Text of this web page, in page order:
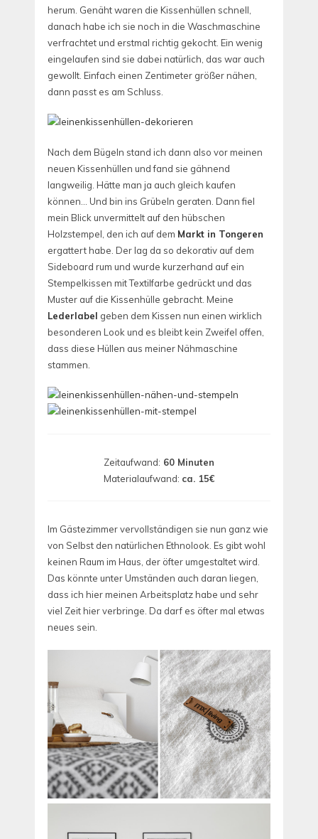
herum. Genäht waren die Kissenhüllen schnell,
danach habe ich sie noch in die Waschmaschine
verfrachtet und erstmal richtig gekocht. Ein wenig
eingelaufen sind sie dabei natürlich, das war auch
gewollt. Einfach einen Zentimeter größer nähen,
dann passt es am Schluss.
Nach dem Bügeln stand ich dann also vor meinen
neuen Kissenhüllen und fand sie gähnend
langweilig. Hätte man ja auch gleich kaufen
können… Und bin ins Grübeln geraten. Dann fiel
mein Blick unvermittelt auf den hübschen
Holzstempel, den ich auf dem Markt in Tongeren
ergattert habe. Der lag da so dekorativ auf dem
Sideboard rum und wurde kurzerhand auf ein
Stempelkissen mit Textilfarbe gedrückt und das
Muster auf die Kissenhülle gebracht. Meine
Lederlabel geben dem Kissen nun einen wirklich
besonderen Look und es bleibt kein Zweifel offen,
dass diese Hüllen aus meiner Nähmaschine
stammen.
Zeitaufwand: 60 Minuten
Materialaufwand: ca. 15€
Im Gästezimmer vervollständigen sie nun ganz wie
von Selbst den natürlichen Ethnolook. Es gibt wohl
keinen Raum im Haus, der öfter umgestaltet wird.
Das könnte unter Umständen auch daran liegen,
dass ich hier meinen Arbeitsplatz habe und sehr
viel Zeit hier verbringe. Da darf es öfter mal etwas
neues sein.